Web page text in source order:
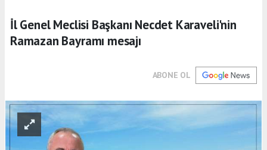
İl Genel Meclisi Başkanı Necdet Karaveli'nin
Ramazan Bayramı mesajı
ABONE OL